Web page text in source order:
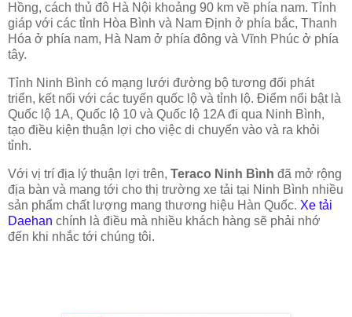
Hồng, cách thủ đô Hà Nội khoảng 90 km về phía nam. Tỉnh
giáp với các tỉnh Hòa Bình và Nam Định ở phía bắc, Thanh
Hóa ở phía nam, Hà Nam ở phía đông và Vĩnh Phúc ở phía
tây.
Tỉnh Ninh Bình có mạng lưới đường bộ tương đối phát
triển, kết nối với các tuyến quốc lộ và tỉnh lộ. Điểm nổi bật là
Quốc lộ 1A, Quốc lộ 10 và Quốc lộ 12A đi qua Ninh Bình,
tạo điều kiện thuận lợi cho việc di chuyển vào và ra khỏi
tỉnh.
Với vị trí địa lý thuận lợi trên, Teraco Ninh Bình đã mở rộng
địa bàn và mang tới cho thị trường xe tải tại Ninh Bình nhiều
sản phẩm chất lượng mang thương hiệu Hàn Quốc. Xe tải
Daehan chính là điều mà nhiều khách hàng sẽ phải nhớ
đến khi nhắc tới chúng tôi.